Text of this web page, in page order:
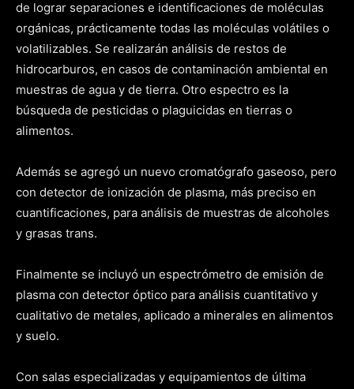
de lograr separaciones e identificaciones de moléculas
orgánicas, prácticamente todas las moléculas volátiles o
volatilizables. Se realizarán análisis de restos de
hidrocarburos, en casos de contaminación ambiental en
muestras de agua y de tierra. Otro espectro es la
búsqueda de pesticidas o plaguicidas en tierras o
alimentos.
Además se agregó un nuevo cromatógrafo gaseoso, pero
con detector de ionización de plasma, más preciso en
cuantificaciones, para análisis de muestras de alcoholes
y grasas trans.
Finalmente se incluyó un espectrómetro de emisión de
plasma con detector óptico para análisis cuantitativo y
cualitativo de metales, aplicado a minerales en alimentos
y suelo.
Con salas especializadas y equipamientos de última